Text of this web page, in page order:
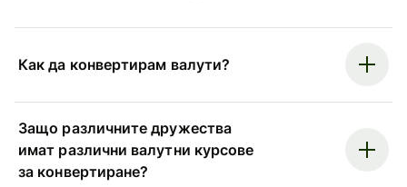
Как да конвертирам валути?
Защо различните дружества
имат различни валутни курсове
за конвертиране?